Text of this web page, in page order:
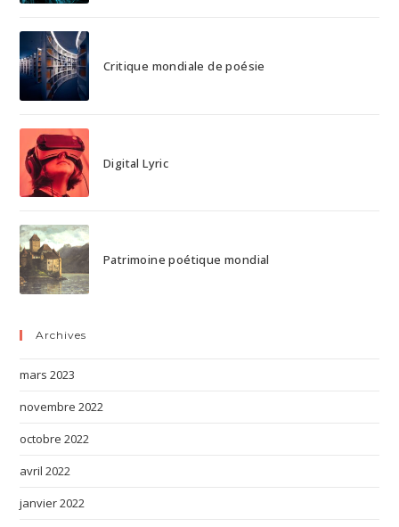
Critique mondiale de poésie
Digital Lyric
Patrimoine poétique mondial
Archives
mars 2023
novembre 2022
octobre 2022
avril 2022
janvier 2022